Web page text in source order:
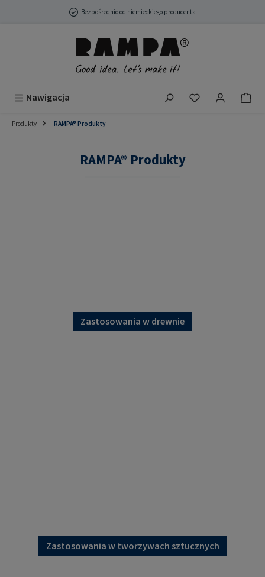
Przejdź do głównej zawartościBezpośrednio od niemieckiego producenta
Nawigacja Masz 0
Produkty RAMPA® Produkty
RAMPA® Produkty
Zastosowania w drewnie
Zastosowania w tworzywach sztucznych